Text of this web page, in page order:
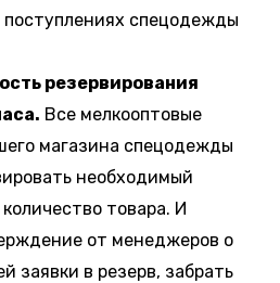
спецодежды
резервирования
Все мелкооптовые
магазина спецодежды
необходимый
товара. И
от менеджеров о
заявки в резерв, забрать